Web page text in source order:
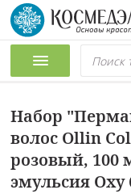
Набор
волос Ollin
розовый,
эмульсия Oxy